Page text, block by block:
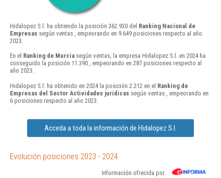
Hidalopez S.l. ha obtenido la posición 362.930 del Ranking Nacional de
Empresas según ventas , empeorando en 9.649 posiciones respecto al año
2023.
En el Ranking de Murcia según ventas, la empresa Hidalopez S.l. en 2024 ha
conseguido la posición 11.390 , empeorando en 287 posiciones respecto al
año 2023.
Hidalopez S.l. ha obtenido en 2024 la posición 2.212 en el Ranking de
Empresas del Sector Actividades jurídicas según ventas , empeorando en
6 posiciones respecto al año 2023.
Acceda a toda la información de Hidalopez S.l.
Evolución posiciones 2023 - 2024
Información ofrecida por